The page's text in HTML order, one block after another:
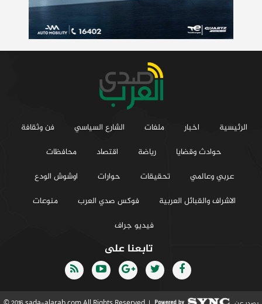
الرئيسية اخبار ملفات الشارع السياسي
فن وثقافة
حوادث وقضايا
رياضة اقتصاد
محافظات
عربي وعالمي
تحقيقات حوارات
اوشوش الودع
الاشراف والقبائل العربية
فوكس صدي العرب
منوعات
فيديو جراف
تابعنا على